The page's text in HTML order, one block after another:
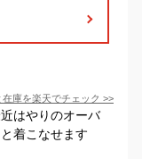
在庫を楽天でチェック >>
はやりのオーバ
着こなせます